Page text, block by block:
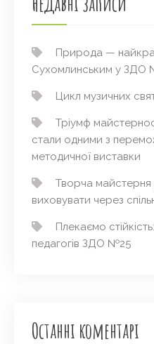
Природа —
Сухомлинським у ЗДО
Цикл музичних
Тріумф
стали одними з
методичної виставки
Творча майстерня
виховувати через
Плекаємо
педагогів ЗДО №25
Останні коментарі